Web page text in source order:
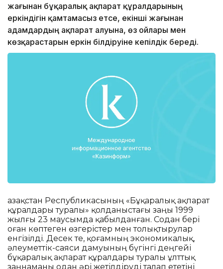
жағынан бұқаралық ақпарат құралдарының
еркіндігін қамтамасыз етсе, екінші жағынан
адамдардың ақпарат алуына, өз ойлары мен
көзқарастарын еркін білдіруіне кепілдік береді.
Қазақстан Республикасының «Бұқаралық ақпарат
құралдары туралы» қолданыстағы заңы 1999
жылғы 23 маусымда қабылданған. Содан бері
оған көптеген өзгерістер мен толықтырулар
енгізілді. Десек те, қоғамның экономикалық,
әлеуметтік-саяси дамуының бүгінгі деңгейі
бұқаралық ақпарат құралдары туралы ұлттық
заңнаманы одан әрі жетілдіруді талап ететіні